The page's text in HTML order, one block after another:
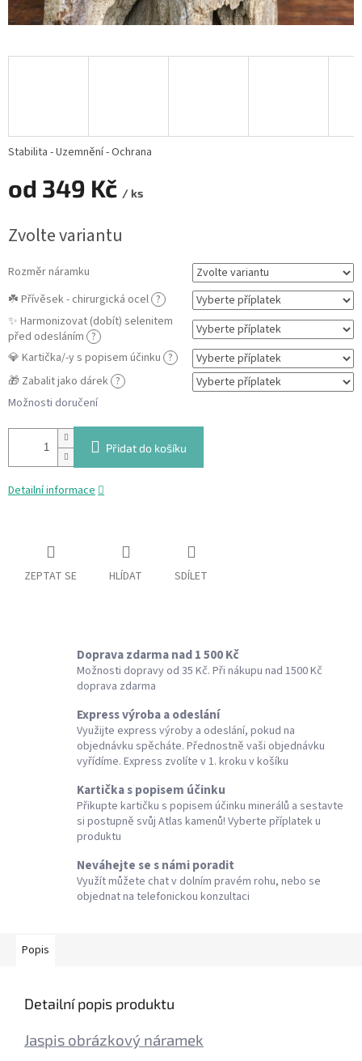
od 349 Kč / ks
cena:
Zvolte variantu
Rozměr náramku
☘️ Přívěsek - chirurgická ocel ?
✨ Harmonizovat (dobít) selenitem
před odesláním ?
💎 Kartička/-y s popisem účinku ?
🎁 Zabalit jako dárek ?
Možnosti doručení
Přidat do košíku
Stabilita - Uzemnění - Ochrana
Detailní informace
ZEPTAT SE HLÍDAT SDÍLET
Doprava zdarma nad 1 500 Kč
Možnosti dopravy od 35 Kč. Při nákupu nad 1500 Kč
doprava zdarma
Express výroba a odeslání
Využijte express výroby a odeslání, pokud na
objednávku spěcháte. Přednostně vaši objednávku
vyřídíme. Express zvolíte v 1. kroku v košíku
Kartička s popisem účinku
Přikupte kartičku s popisem účinku minerálů a sestavte
si postupně svůj Atlas kamenů! Vyberte příplatek u
produktu
Neváhejte se s námi poradit
Využít můžete chat v dolním pravém rohu, nebo se
objednat na telefonickou konzultaci
Popis
Detailní popis produktu
Jaspis obrázkový náramek